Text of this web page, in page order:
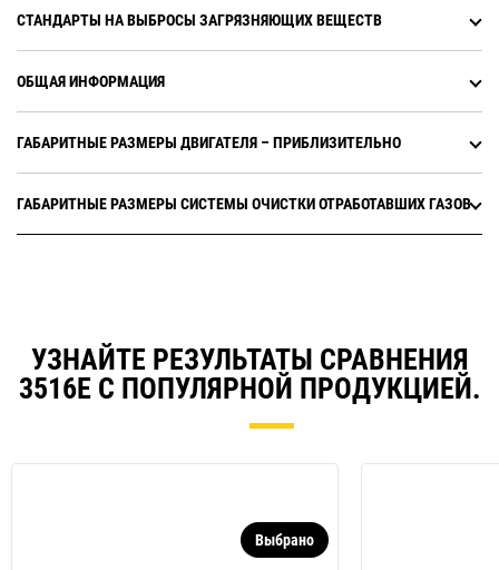
СТАНДАРТЫ НА ВЫБРОСЫ ЗАГРЯЗНЯЮЩИХ ВЕЩЕСТВ
ОБЩАЯ ИНФОРМАЦИЯ
ГАБАРИТНЫЕ РАЗМЕРЫ ДВИГАТЕЛЯ – ПРИБЛИЗИТЕЛЬНО
ГАБАРИТНЫЕ РАЗМЕРЫ СИСТЕМЫ ОЧИСТКИ ОТРАБОТАВШИХ ГАЗОВ
УЗНАЙТЕ РЕЗУЛЬТАТЫ СРАВНЕНИЯ
3516E С ПОПУЛЯРНОЙ ПРОДУКЦИЕЙ.
Выбрано